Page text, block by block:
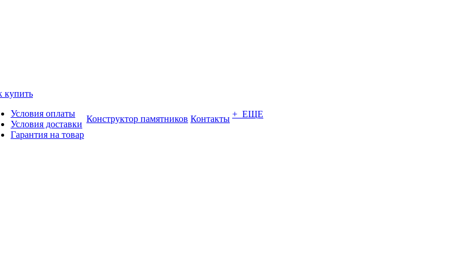
купить
Условия оплаты
Условия доставки
Гарантия на товар
Конструктор памятников Контакты + ЕЩЕ